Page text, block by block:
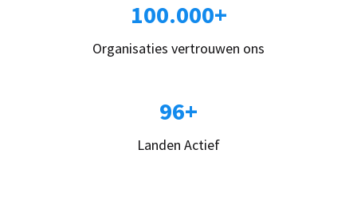
100.000+
Organisaties vertrouwen ons
96+
Landen Actief